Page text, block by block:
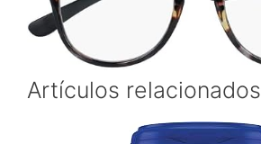
Artículos relacionados